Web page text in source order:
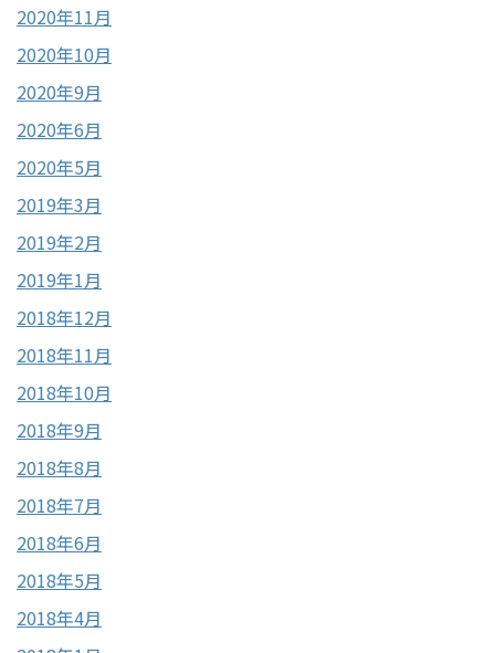
2020年11月
2020年10月
2020年9月
2020年6月
2020年5月
2019年3月
2019年2月
2019年1月
2018年12月
2018年11月
2018年10月
2018年9月
2018年8月
2018年7月
2018年6月
2018年5月
2018年4月